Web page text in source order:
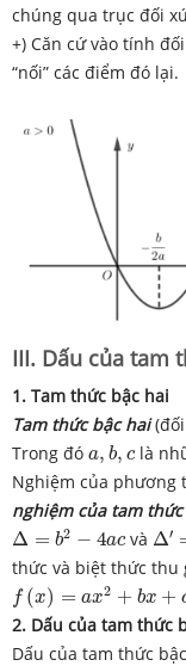
chúng qua trục đối
+) Căn cứ vào tính
“nối” các điểm đó lại.
III. Dấu của tam
1. Tam thức bậc hai
Tam thức bậc hai
Trong đó a, b, c
a b, clà
Nghiệm của phương
nghiệm của tam
Δ = b2 − 4ac
Δ= 2− 4 c và Δ′
Δ =
thức và biệt thức thu
f (x) = ax2 + bx +
f(x = + b + c
2. Dấu của tam thức
Dấu của tam thức